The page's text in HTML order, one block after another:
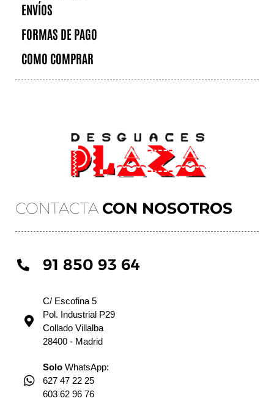
CONTACTA CON NOSOTROS
91 850 93 64
C/ Escofina 5
Pol. Industrial P29
Collado Villalba
28400 - Madrid
Solo WhatsApp:
627 47 22 25
603 62 96 76
ENVÍOS
FORMAS DE PAGO
COMO COMPRAR